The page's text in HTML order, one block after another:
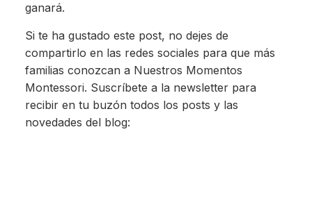
ganará.
Si te ha gustado este post, no dejes de
compartirlo en las redes sociales para que más
familias conozcan a Nuestros Momentos
Montessori. Suscríbete a la newsletter para
recibir en tu buzón todos los posts y las
novedades del blog: